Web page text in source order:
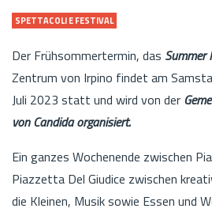
SPETTACOLI E FESTIVAL
Der Frühsommertermin, das Summer
Zentrum von Irpino findet am
Juli 2023 statt und wird von der
von Candida organisiert.
Ein ganzes Wochenende zwischen
Piazzetta Del Giudice zwischen
die Kleinen, Musik sowie Essen und